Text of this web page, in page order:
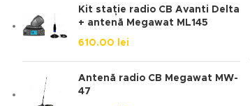
Kit stație radio CB Avanti Delta
+ antenă Megawat ML145
610.00 lei
Antenă radio CB Megawat MW-
47